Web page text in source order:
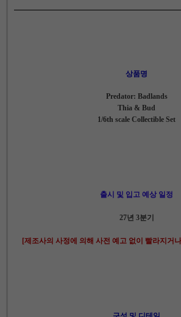
상품명
Predator: Badlands
Thia & Bud
1/6th scale Collectible Set
출시 및 입고 예상 일정
27년 3분기
[제조사의 사정에 의해 사전 예고 없이 빨라지거